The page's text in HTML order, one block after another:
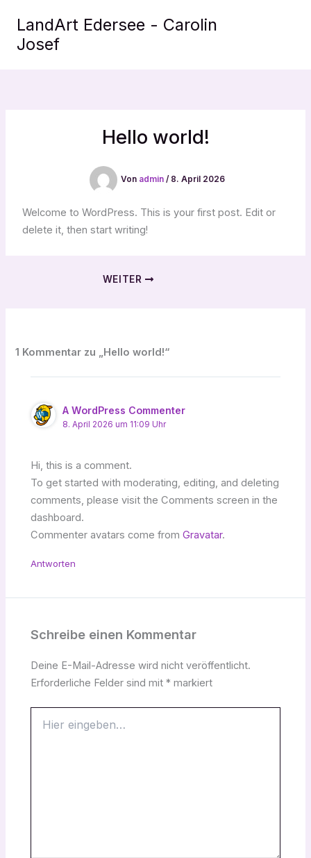
springen
LandArt Edersee - Carolin
Josef
Hello world!
Von admin / 8. April 2026
Welcome to WordPress. This is your first post. Edit or
delete it, then start writing!
WEITER
1 Kommentar zu „Hello world!“
A WordPress Commenter
8. April 2026 um 11:09 Uhr
Hi, this is a comment.
To get started with moderating, editing, and deleting
comments, please visit the Comments screen in the
dashboard.
Commenter avatars come fromGravatar.
Antworten
Schreibe einen Kommentar
Deine E-Mail-Adresse wird nicht veröffentlicht.
Erforderliche Felder sind mit* markiert
eingeben…